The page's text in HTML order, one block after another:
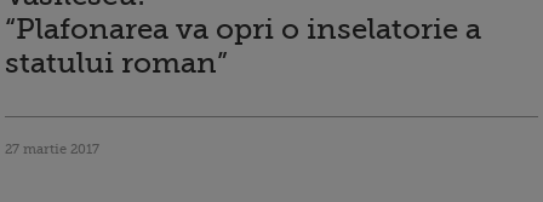
“Plafonarea va opri o inselatorie a
statului roman”
27 martie 2017